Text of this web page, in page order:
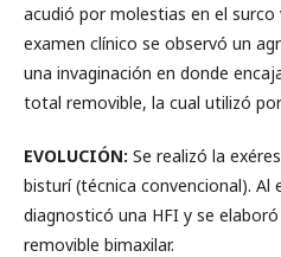
acudió por molestias en el
examen clínico se observó un
una invaginación en donde
total removible, la cual utilizó
EVOLUCIÓN: Se realizó la
bisturí (técnica convencional).
diagnosticó una HFI y se
removible bimaxilar.